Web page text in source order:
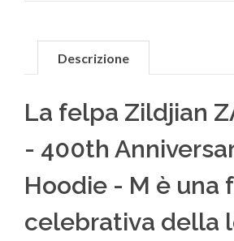
Descrizione
La felpa Zildjian
- 400th
Hoodie - M è una
celebrativa della